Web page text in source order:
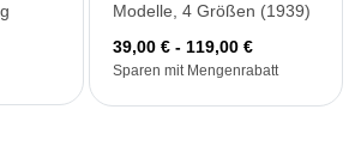
Modelle, 4 Größen (1939)
39,00 € - 119,00 €
Sparen mit Mengenrabatt